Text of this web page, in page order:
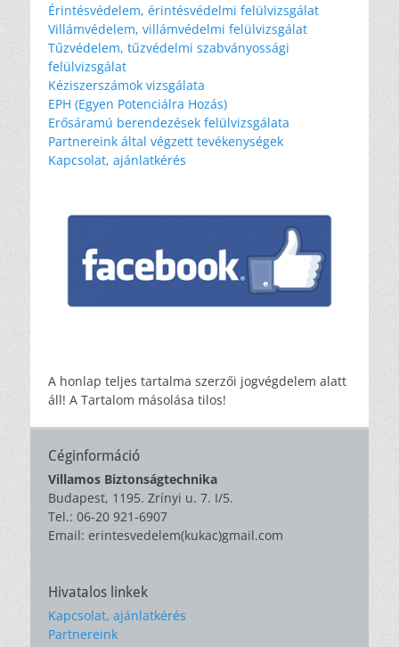
Érintésvédelem, érintésvédelmi felülvizsgálat
Villámvédelem, villámvédelmi felülvizsgálat
Tűzvédelem, tűzvédelmi szabványossági
felülvizsgálat
Kéziszerszámok vizsgálata
EPH (Egyen Potenciálra Hozás)
Erősáramú berendezések felülvizsgálata
Partnereink által végzett tevékenységek
Kapcsolat, ajánlatkérés
A honlap teljes tartalma szerzői jogvégdelem alatt
áll! A Tartalom másolása tilos!
Céginformáció
Villamos Biztonságtechnika
Budapest, 1195. Zrínyi u. 7. I/5.
Tel.: 06-20 921-6907
Email: erintesvedelem(kukac)gmail.com
Hivatalos linkek
Kapcsolat, ajánlatkérés
Partnereink